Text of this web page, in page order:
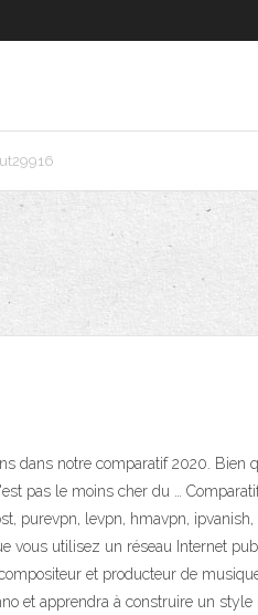
dans notre comparatif 2020. Bien
pas le moins cher du …
purevpn, levpn, hmavpn,
vous utilisez un réseau Internet
et producteur de
et apprendra à construire un style